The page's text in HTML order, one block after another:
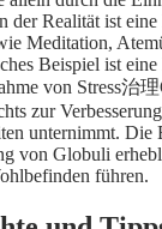
der Realität ist
Meditation,
Beispiel ist eine
von Stress治
zur
unternimmt. Die
von Globuli
führen.